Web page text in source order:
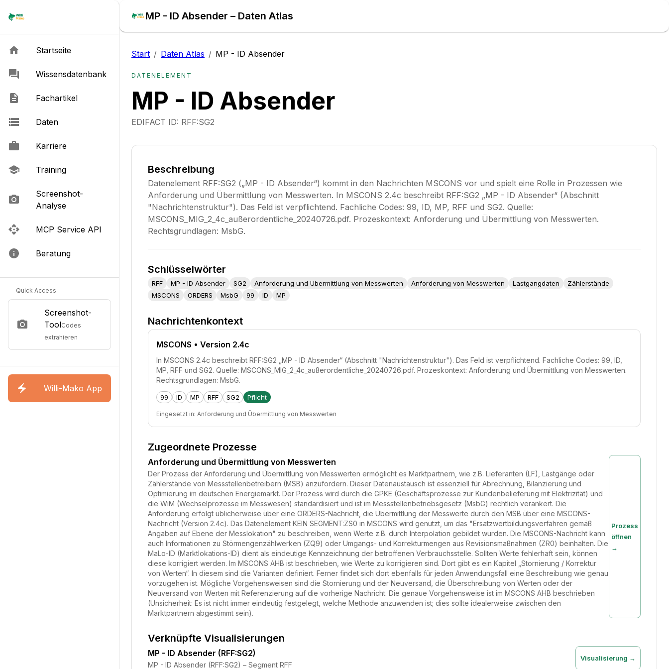
MP - ID Absender – Daten Atlas
Startseite
Wissensdatenbank
Fachartikel
Daten
Karriere
Training
Screenshot-
Analyse
MCP Service API
Beratung
Quick Access
Screenshot-
ToolCodes
extrahieren
Willi-Mako App
Start / Daten Atlas / MP - ID Absender
DATENELEMENT
MP - ID Absender
EDIFACT ID: RFF:SG2
Beschreibung
Datenelement RFF:SG2 („MP - ID Absender“) kommt in den Nachrichten MSCONS vor und spielt eine Rolle in Prozessen wie
Anforderung und Übermittlung von Messwerten. In MSCONS 2.4c beschreibt RFF:SG2 „MP - ID Absender“ (Abschnitt
"Nachrichtenstruktur"). Das Feld ist verpflichtend. Fachliche Codes: 99, ID, MP, RFF und SG2. Quelle:
MSCONS_MIG_2_4c_außerordentliche_20240726.pdf. Prozeskontext: Anforderung und Übermittlung von Messwerten.
Rechtsgrundlagen: MsbG.
Schlüsselwörter
RFF MP - ID Absender SG2 Anforderung und Übermittlung von Messwerten Anforderung von Messwerten Lastgangdaten
Zählerstände
MSCONS
ORDERS MsbG 99 ID MP
Nachrichtenkontext
MSCONS • Version 2.4c
In MSCONS 2.4c beschreibt RFF:SG2 „MP - ID Absender“ (Abschnitt "Nachrichtenstruktur"). Das Feld ist verpflichtend. Fachliche Codes: 99, ID,
MP, RFF und SG2. Quelle: MSCONS_MIG_2_4c_außerordentliche_20240726.pdf. Prozeskontext: Anforderung und Übermittlung von Messwerten.
Rechtsgrundlagen: MsbG.
99 ID MP RFF SG2 Pflicht
Eingesetzt in: Anforderung und Übermittlung von Messwerten
Zugeordnete Prozesse
Anforderung und Übermittlung von Messwerten
Der Prozess der Anforderung und Übermittlung von Messwerten ermöglicht es Marktpartnern, wie z.B. Lieferanten (LF), Lastgänge oder
Zählerstände von Messstellenbetreibern (MSB) anzufordern. Dieser Datenaustausch ist essenziell für Abrechnung, Bilanzierung und
Optimierung im deutschen Energiemarkt. Der Prozess wird durch die GPKE (Geschäftsprozesse zur Kundenbelieferung mit Elektrizität) und
die WiM (Wechselprozesse im Messwesen) standardisiert und ist im Messstellenbetriebsgesetz (MsbG) rechtlich verankert. Die
Anforderung erfolgt üblicherweise über eine ORDERS-Nachricht, die Übermittlung der Messwerte durch den MSB über eine MSCONS-
Nachricht (Version 2.4c). Das Datenelement KEIN SEGMENT:ZS0 in MSCONS wird genutzt, um das "Ersatzwertbildungsverfahren gemäß
Angaben auf Ebene der Messlokation" zu beschreiben, wenn Werte z.B. durch Interpolation gebildet wurden. Die MSCONS-Nachricht kann
auch Informationen zu Störmengenzählwerken (ZQ9) oder Umgangs- und Korrekturmengen aus Revisionsmaßnahmen (ZR0) beinhalten. Die
MaLo-ID (Marktlokations-ID) dient als eindeutige Kennzeichnung der betroffenen Verbrauchsstelle. Sollten Werte fehlerhaft sein, können
diese korrigiert werden. Im MSCONS AHB ist beschrieben, wie Werte zu korrigieren sind. Dort gibt es ein Kapitel „Stornierung / Korrektur
von Werten“. In diesem sind die Varianten definiert. Ferner findet sich dort ebenfalls für jeden Anwendungsfall eine Beschreibung wie genau
vorzugehen ist. Mögliche Vorgehensweisen sind die Stornierung und der Neuversand, die Überschreibung von Werten oder der
Neuversand von Werten mit Referenzierung auf die vorherige Nachricht. Die genaue Vorgehensweise ist im MSCONS AHB beschrieben
(Unsicherheit: Es ist nicht immer eindeutig festgelegt, welche Methode anzuwenden ist; dies sollte idealerweise zwischen den
Marktpartnern abgestimmt sein).
Prozess
öffnen
→
Verknüpfte Visualisierungen
MP - ID Absender (RFF:SG2)
MP - ID Absender (RFF:SG2) – Segment RFF
Visualisierung →